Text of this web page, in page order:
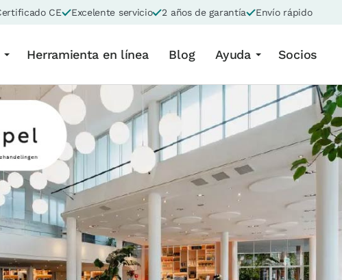
CE Excelente servicio 2 años de garantía Envío rápido
Herramienta en línea Blog Ayuda Socios